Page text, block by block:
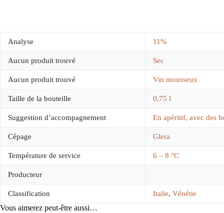
Analyse 11%
Aucun produit trouvé Sec
Aucun produit trouvé Vin mousseux
Taille de la bouteille 0,75 l
Suggestion d’accompagnement En apéritif, avec des
Cépage Glera
Température de service 6 – 8 °C
Producteur
Classification Italie, Vénétie
Vous aimerez peut-être aussi…